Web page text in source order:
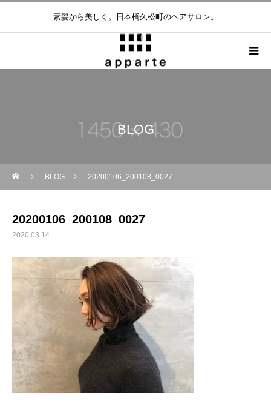
素髪から美しく。日本橋久松町のヘアサロン。
BLOG
BLOG 20200106_200108_0027
20200106_200108_0027
2020.03.14